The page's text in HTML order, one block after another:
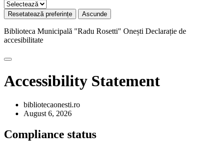
Resetatează preferințe Ascunde
Biblioteca Municipală "Radu Rosetti" Onești Declarație de
accesibilitate
Accessibility Statement
bibliotecaonesti.ro
August 6, 2026
Compliance status